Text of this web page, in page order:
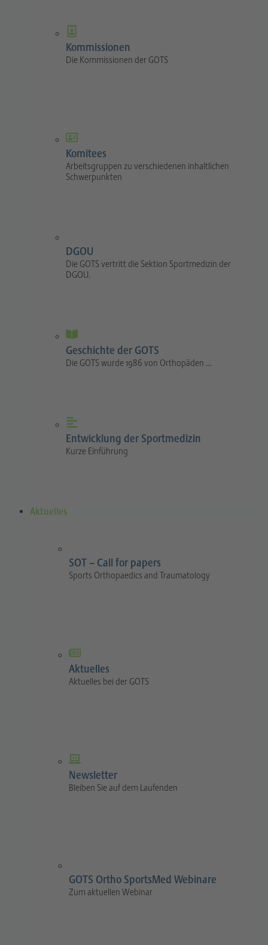
Kommissionen
Die Kommissionen der GOTS
Komitees
Arbeitsgruppen zu verschiedenen inhaltlichen
Schwerpunkten
DGOU
Die GOTS vertritt die Sektion Sportmedizin der
DGOU.
Geschichte der GOTS
Die GOTS wurde 1986 von Orthopäden …
Entwicklung der Sportmedizin
Kurze Einführung
Aktuelles
SOT – Call for papers
Sports Orthopaedics and Traumatology
Aktuelles
Aktuelles bei der GOTS
Newsletter
Bleiben Sie auf dem Laufenden
GOTS Ortho SportsMed Webinare
Zum aktuellen Webinar